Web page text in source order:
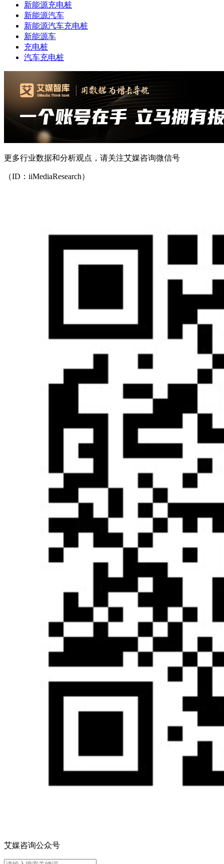
新能源充电桩
新能源汽车
新能源汽车充电桩
新能源车
充电桩
汽车充电桩
更多行业数据和分析观点，请关注艾媒咨询微信号
（ID：iiMediaResearch）
艾媒咨询公众号